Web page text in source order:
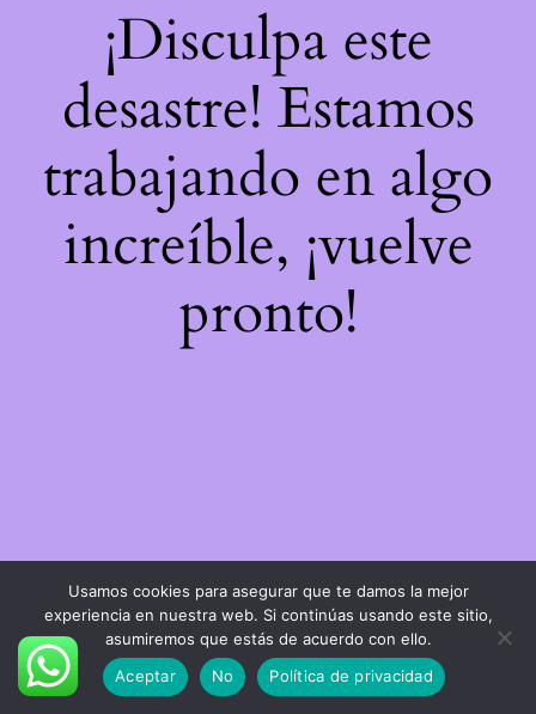
¡Disculpa este
desastre! Estamos
trabajando en algo
increíble, ¡vuelve
pronto!
Usamos cookies para asegurar que te damos la mejor
experiencia en nuestra web. Si continúas usando este sitio,
asumiremos que estás de acuerdo con ello.
Aceptar
No Política de privacidad